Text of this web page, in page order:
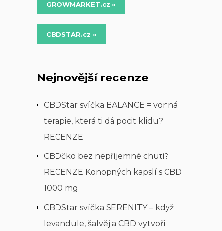
GROWMARKET.cz »
CBDSTAR.cz »
Nejnovější recenze
CBDStar svíčka BALANCE = vonná
terapie, která ti dá pocit klidu?
RECENZE
CBDčko bez nepříjemné chuti?
RECENZE Konopných kapslí s CBD
1000 mg
CBDStar svíčka SERENITY – když
levandule, šalvěj a CBD vytvoří